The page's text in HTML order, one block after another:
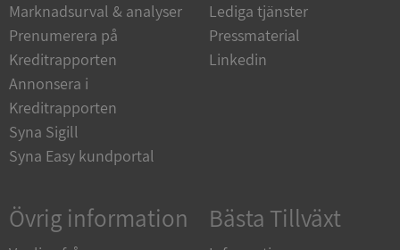
Marknadsurval & analyser
Prenumerera på
Kreditrapporten
Annonsera i
Kreditrapporten
Syna Sigill
Syna Easy kundportal
Lediga tjänster
Pressmaterial
Linkedin
Övrig information Bästa Tillväxt
__RequestVerificationToken